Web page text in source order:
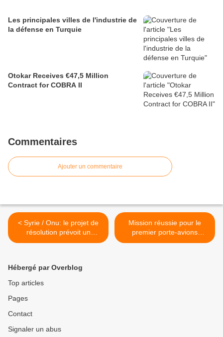
Les principales villes de l'industrie de
la défense en Turquie
Otokar Receives €47,5 Million
Contract for COBRA II
Commentaires
Ajouter un commentaire
< Syrie / Onu: le projet de
résolution prévoit un
possible recours à la force
Mission réussie pour le
premier porte-avions
chinois >
Hébergé par Overblog
Top articles
Pages
Contact
Signaler un abus